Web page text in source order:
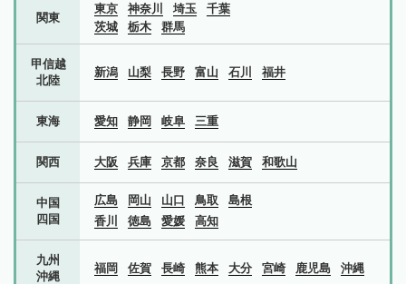
関東
東京 神奈川 埼玉
千葉
茨城
栃木 群馬
甲信越
北陸
新潟 山梨 長野 富山 石川 福井
東海 愛知 静岡 岐阜 三重
関西 大阪 兵庫 京都 奈良 滋賀 和歌山
中国
四国
広島 岡山 山口 鳥取
島根
香川
徳島 愛媛 高知
九州
沖縄
福岡 佐賀 長崎 熊本 大分 宮崎 鹿児島 沖縄